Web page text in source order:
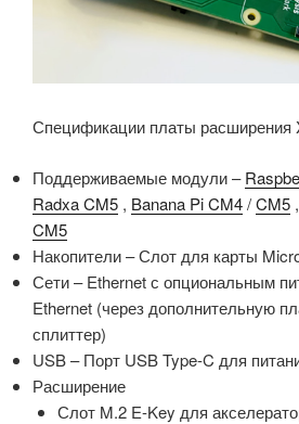
Спецификации платы расширения
Поддерживаемые модули –
Radxa CM5 , Banana Pi CM4/CM5 ,
CM5
Накопители – Слот для карты
Сети – Ethernet с опциональным
Ethernet (через дополнительную
сплиттер)
USB – Порт USB Type-C для
Расширение
Слот M.2 E-Key для